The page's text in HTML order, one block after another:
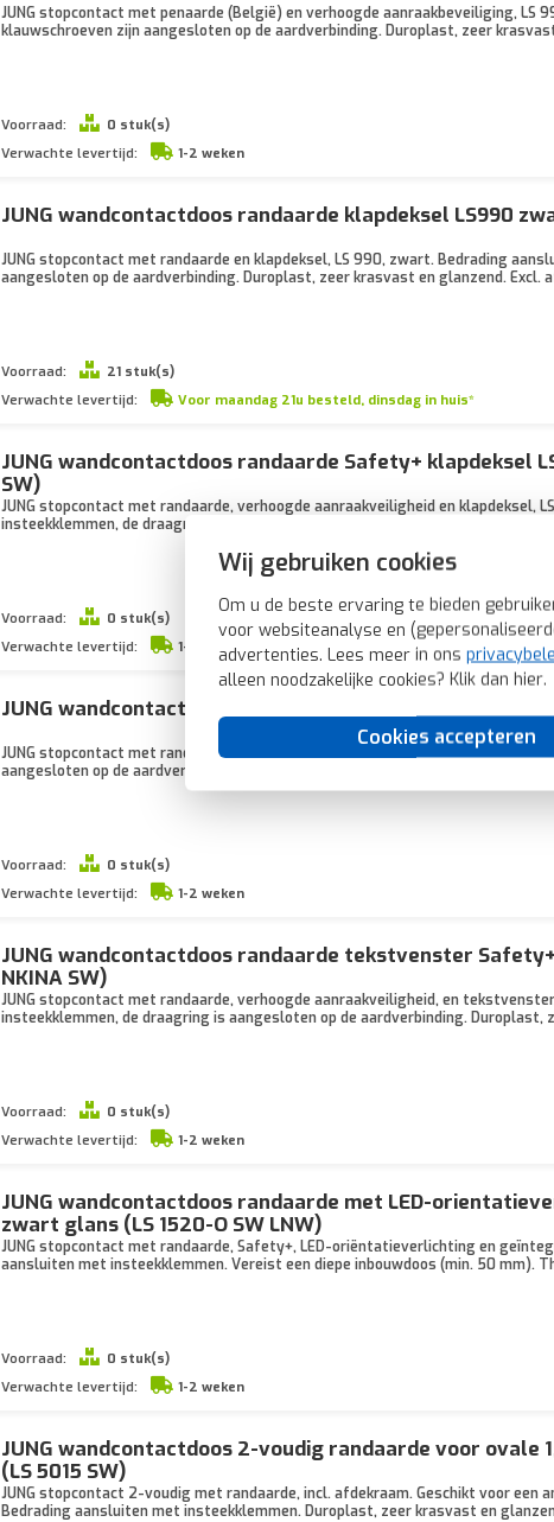
Wij gebruiken cookies
Om u de beste ervaring te bieden
voor websiteanalyse en
advertenties. Lees meer in ons
alleen noodzakelijke cookies? Klik dan hier.
Cookies accepteren
JUNG stopcontact met penaarde (België) en verhoogde aanraakbeveiliging,
klauwschroeven zijn aangesloten op de aardverbinding. Duroplast, zeer
Voorraad:
0 stuk(s)
Verwachte levertijd:
1-2 weken
JUNG wandcontactdoos randaarde klapdeksel LS990
JUNG stopcontact met randaarde en klapdeksel, LS 990, zwart. Bedrading
aangesloten op de aardverbinding. Duroplast, zeer krasvast en glanzend. Excl.
Voorraad:
21 stuk(s)
Verwachte levertijd:
Voor maandag 21u besteld, dinsdag in huis*
JUNG wandcontactdoos randaarde Safety+ klapdeksel
SW)
JUNG stopcontact met randaarde, verhoogde aanraakveiligheid en klapdeksel,
insteekklemmen, de draagring is aangesloten op de aardverbinding. Duroplast,
Voorraad:
0 stuk(s)
Verwachte levertijd:
1-2 weken
JUNG wandcontactdoos randaarde tekstvenster LS990
JUNG stopcontact met randaarde en tekstvenster, LS 990, zwart. Bedrading
aangesloten op de aardverbinding. Duroplast, zeer krasvast en glanzend. Excl.
Voorraad:
0 stuk(s)
Verwachte levertijd:
1-2 weken
JUNG wandcontactdoos randaarde tekstvenster
NKINA SW)
JUNG stopcontact met randaarde, verhoogde aanraakveiligheid, en
insteekklemmen, de draagring is aangesloten op de aardverbinding. Duroplast,
Voorraad:
0 stuk(s)
Verwachte levertijd:
1-2 weken
JUNG wandcontactdoos randaarde met LED-
zwart glans (LS 1520-O SW LNW)
JUNG stopcontact met randaarde, Safety+, LED-oriëntatieverlichting en
aansluiten met insteekklemmen. Vereist een diepe inbouwdoos (min. 50 mm).
Voorraad:
0 stuk(s)
Verwachte levertijd:
1-2 weken
JUNG wandcontactdoos 2-voudig randaarde voor ovale
(LS 5015 SW)
JUNG stopcontact 2-voudig met randaarde, incl. afdekraam. Geschikt voor een
Bedrading aansluiten met insteekklemmen. Duroplast, zeer krasvast en